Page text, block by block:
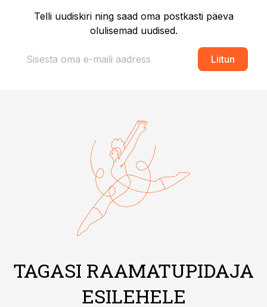
Telli uudiskiri ning saad oma postkasti päeva
olulisemad uudised.
Liitun
TAGASI RAAMATUPIDAJA
ESILEHELE